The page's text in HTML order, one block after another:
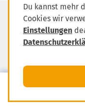
Mitglied
Du kannst mehr
Cookies wir
Einstellungen